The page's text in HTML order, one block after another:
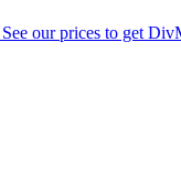
See our prices to get